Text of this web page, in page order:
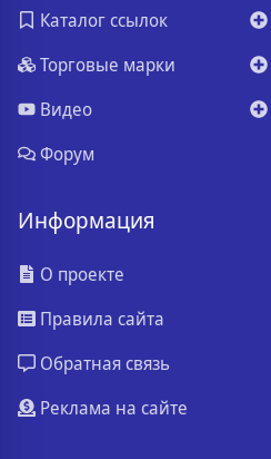
Каталог ссылок
Торговые марки
Видео
Форум
Информация
О проекте
Правила сайта
Обратная связь
Реклама на сайте